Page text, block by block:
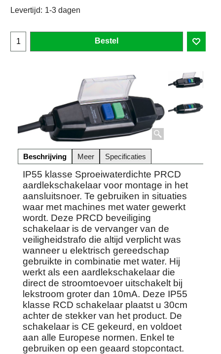
Levertijd: 1-3 dagen
Bestel
Beschrijving Meer Specificaties
IP55 klasse Sproeiwaterdichte PRCD
aardlekschakelaar voor montage in het
aansluitsnoer. Te gebruiken in situaties
waar met machines met water gewerkt
wordt. Deze PRCD beveiliging
schakelaar is de vervanger van de
veiligheidstrafo die altijd verplicht was
wanneer u elektrisch gereedschap
gebruikte in combinatie met water. Hij
werkt als een aardlekschakelaar die
direct de stroomtoevoer uitschakelt bij
lekstroom groter dan 10mA. Deze IP55
klasse RCD schakelaar plaatst u 30cm
achter de stekker van het product. De
schakelaar is CE gekeurd, en voldoet
aan alle Europese normen. Enkel te
gebruiken op een geaard stopcontact.